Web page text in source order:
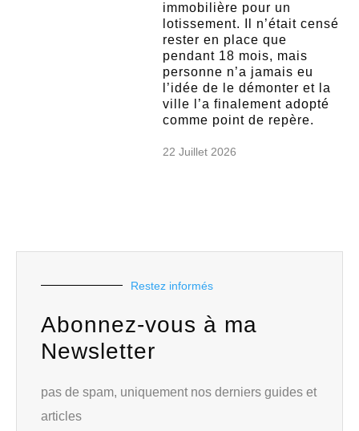
immobilière pour un
lotissement. Il n’était censé
rester en place que
pendant 18 mois, mais
personne n’a jamais eu
l’idée de le démonter et la
ville l’a finalement adopté
comme point de repère.
22 Juillet 2026
Restez informés
Abonnez-vous à ma
Newsletter
pas de spam, uniquement nos derniers guides et
articles